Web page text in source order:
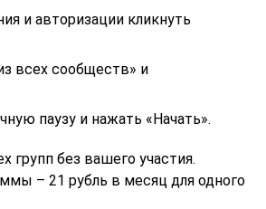
и авторизации кликнуть
всех сообществ» и
паузу и нажать «Начать».
групп без вашего участия.
– 21 рубль в месяц для одного